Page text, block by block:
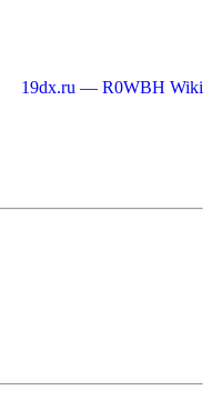
19dx.ru — R0WBH Wiki